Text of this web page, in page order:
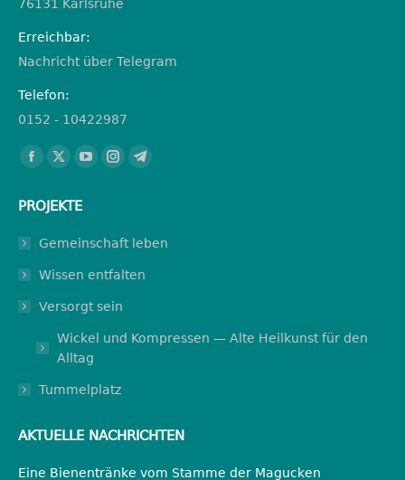
76131 Karlsruhe
Erreichbar:
Nachricht über Telegram
Telefon:
0152 - 10422987
Finden Sie uns auf:
Facebook
opens
in
X
opens
in
YouTube
in
Instagram
in
Telegram
in
PROJEKTE
Gemeinschaft leben
Wissen entfalten
Versorgt sein
Wickel und Kompressen — Alte Heilkunst für den
Alltag
Tummelplatz
AKTUELLE NACHRICHTEN
Eine Bienentränke vom Stamme der Magucken